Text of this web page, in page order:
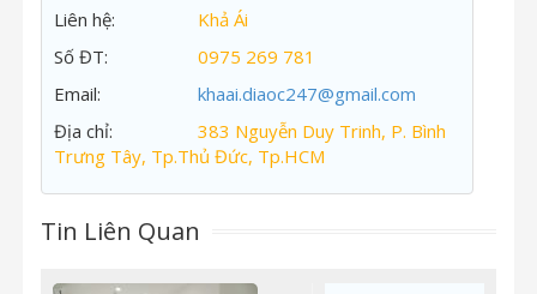
Liên hệ:
Khả Ái
Số ĐT:
0975 269 781
Email:
khaai.diaoc247@gmail.com
Địa chỉ:
383 Nguyễn Duy Trinh, P. Bình
Trưng Tây, Tp.Thủ Đức, Tp.HCM
Tin Liên Quan